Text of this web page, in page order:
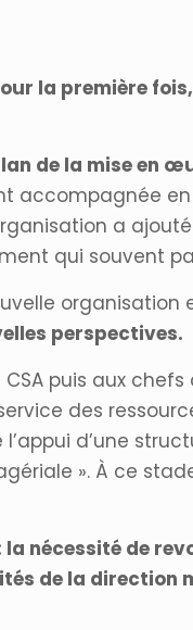
la première
de la mise en
accompagnée
a
qui souvent
organisation
perspectives.
CSA puis aux
des
d’une
». À ce
de
de la direction